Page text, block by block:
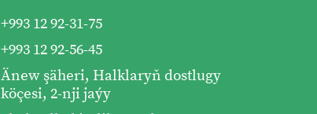
+993 12 92-31-75
+993 12 92-56-45
Änew şäheri, Halklaryň dostlugy
köçesi, 2-nji jaýy